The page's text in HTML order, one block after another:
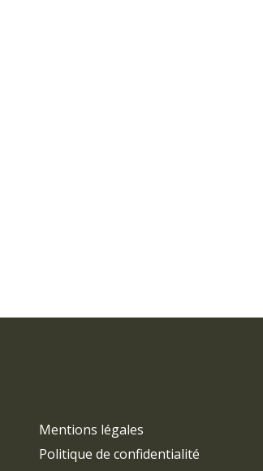
Mentions légales
Politique de confidentialité